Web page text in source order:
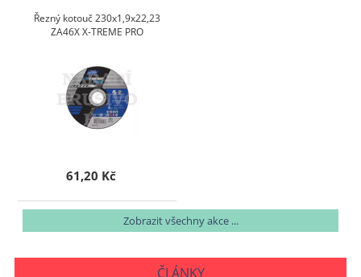
Řezný kotouč 230x1,9x22,23
ZA46X X-TREME PRO
61,20 Kč
Zobrazit všechny akce ...
ČLÁNKY